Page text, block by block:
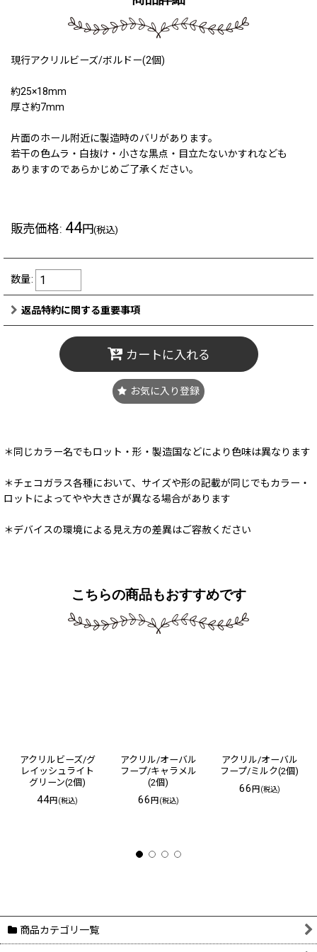
現行アクリルビーズ/ボルドー(2個)
約25×18mm
厚さ約7mm
片面のホール附近に製造時のバリがあります。
若干の色ムラ・白抜け・小さな黒点・目立たないかすれなども
ありますのであらかじめご了承ください。
販売価格: 44円(税込)
数量:
返品特約に関する重要事項
カートに入れる
お気に入り登録
＊同じカラー名でもロット・形・製造国などにより色味は異なります
＊チェコガラス各種において、サイズや形の記載が同じでもカラー・
ロットによってやや大きさが異なる場合があります
＊デバイスの環境による見え方の差異はご容赦ください
こちらの商品もおすすめです
アクリルビーズ/グ
レイッシュライト
グリーン(2個)
44円(税込)
アクリル/オーバル
フープ/キャラメル
(2個)
66円(税込)
アクリル/オーバル
フープ/ミルク(2個)
66円(税込)
商品カテゴリ一覧